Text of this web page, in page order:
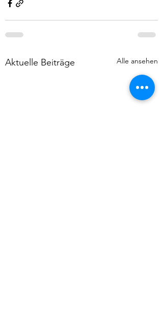
Aktuelle Beiträge Alle ansehen